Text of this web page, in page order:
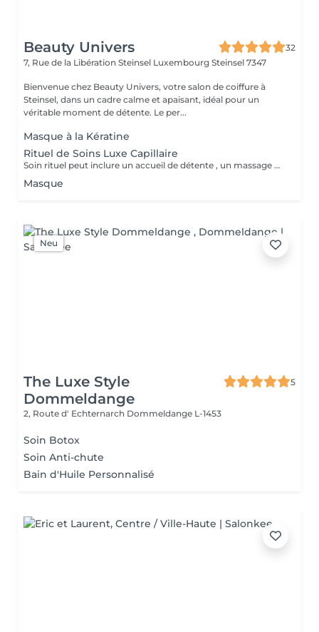
Beauty Univers
32
7, Rue de la Libération Steinsel Luxembourg Steinsel 7347
Bienvenue chez Beauty Univers, votre salon de coiffure à
Steinsel, dans un cadre calme et apaisant, idéal pour un
véritable moment de détente. Le per...
Masque à la Kératine
Rituel de Soins Luxe Capillaire
Soin rituel peut inclure un accueil de détente , un massage du cuir chevelu , du visage, des mains Un soin profond adapté aux besoins des cheveux ou de la peau Une ambiance apaisante avec serviette chaudes un profond sentiment de bien-être
Masque
Neu
The Luxe Style
Dommeldange
5
2, Route d' Echternarch Dommeldange L-1453
Soin Botox
Soin Anti-chute
Bain d'Huile Personnalisé